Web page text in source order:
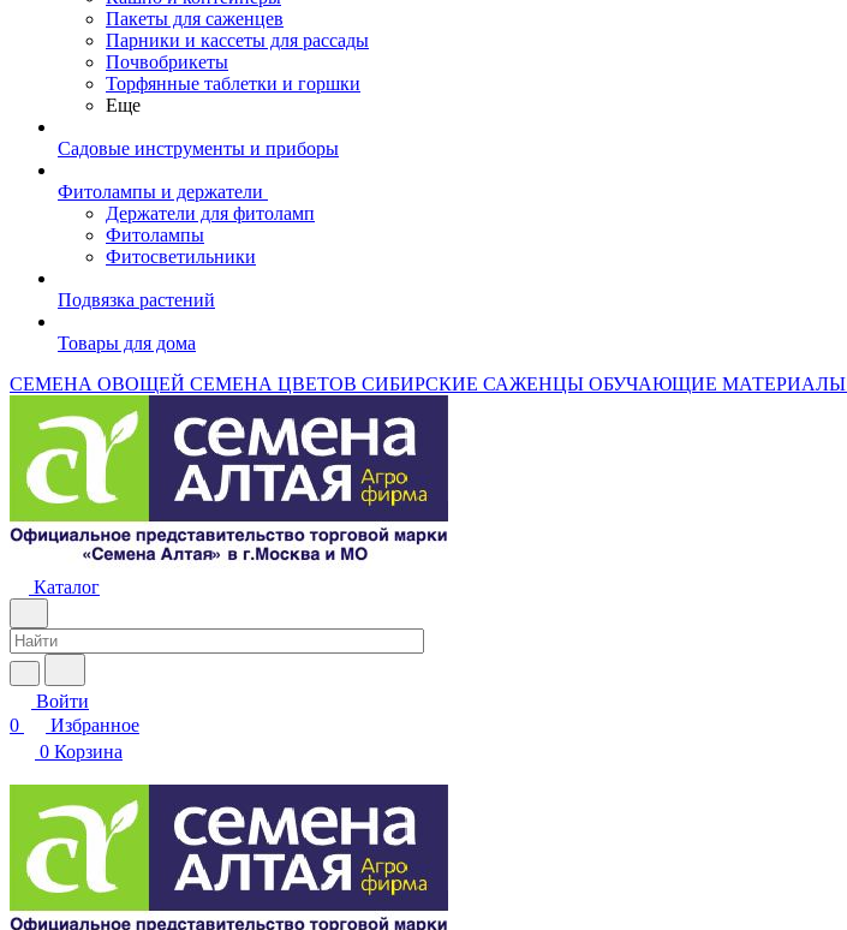
Пакеты для саженцев
Парники и кассеты для рассады
Почвобрикеты
Торфянные таблетки и горшки
Еще
Садовые инструменты и приборы
Фитолампы и держатели
Держатели для фитоламп
Фитолампы
Фитосветильники
Подвязка растений
Товары для дома
СЕМЕНА ОВОЩЕЙ СЕМЕНА ЦВЕТОВ СИБИРСКИЕ САЖЕНЦЫ ОБУЧАЮЩИЕ МАТЕРИАЛЫ
Каталог
Войти
0
Избранное
0 Корзина